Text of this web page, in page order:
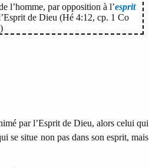
l’homme, par opposition à l’esprit
de Dieu (Hé 4:12, cp. 1 Co
par l’Esprit de Dieu, alors celui qui
se situe non pas dans son esprit, mais